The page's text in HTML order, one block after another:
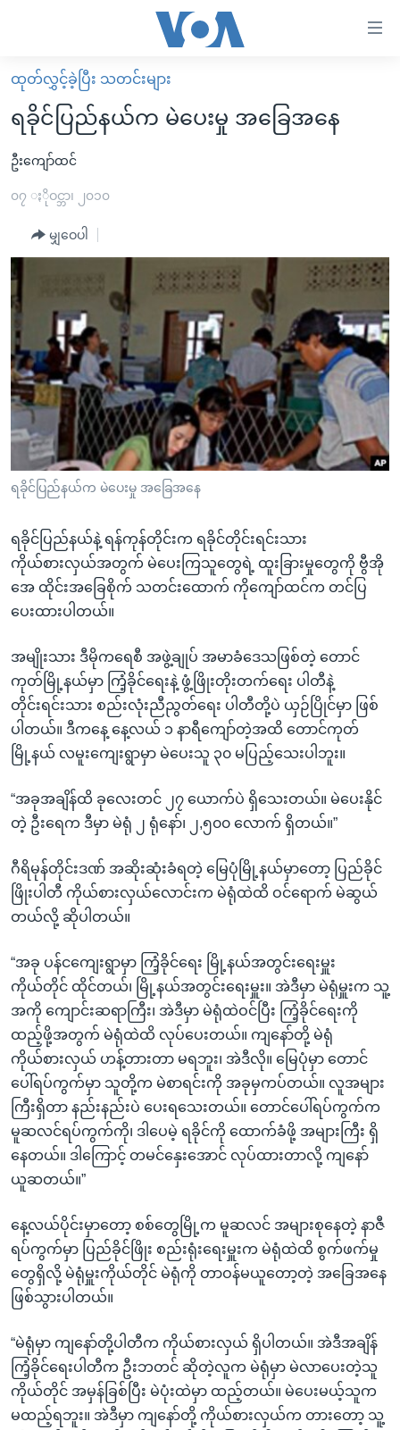
လွယ်ကူ
စေ
Link
များ
အကြောင်းအရာ
သို့
ကျော်
ကြည့်
ရန်
ပင်မ
အ
ညွန်း
စာမျက်နှာ
ကျော်
ကြည့်
ရှာဖွေ
ကျော်
မူလစာမျက်နှာ
မြန်မာ
ကမ္ဘာ့သတင်းများ
နိုင်ငံတကာ
တရုတ်
ဗွီဒီယို
ရပ်ဝန်းတခု လမ်းတခု အလွန်
အမေရိကန်သုံးအီဒီယံ
မကြေးမုံရဲ့ အင်္ဂလိပ်စာ
ရုပ်ရှင်ထဲက အင်္ဂလိပ်စာ
သုတပဒေသာ အင်္ဂလိပ်စာ
အပတ်စဉ်ကဏ္ဍများ
ရေဒီယို
တီဗွီ
ရေဒီယိုနှင့်ရုပ်သံ အချက်အလက်များ
ရေဒီယို/တီဗွီအစီအစဉ်
Learning English
ဗွီအိုအေ လူမှုကွန်ယက်များ
ဘာသာစကားများ
ထုတ်လွှင့်ခဲ့ပြီး သတင်းများ
ရခိုင်ပြည်နယ်က မဲပေးမှု အခြေအနေ
ဦးကျော်ထင်
၀၇ ႏိုဝင္ဘာ၊ ၂၀၁၀
မျှဝေပါ
ရခိုင်ပြည်နယ်က မဲပေးမှု အခြေအနေ
ရခိုင်ပြည်နယ်နဲ့ ရန်ကုန်တိုင်းက ရခိုင်တိုင်းရင်းသား
ကိုယ်စားလှယ်အတွက် မဲပေးကြသူတွေရဲ့ ထူးခြားမှုတွေကို ဗွီအို
အေ ထိုင်းအခြေစိုက် သတင်းထောက် ကိုကျော်ထင်က တင်ပြ
ပေးထားပါတယ်။
အမျိုးသား ဒီမိုကရေစီ အဖွဲ့ချုပ် အမာခံဒေသဖြစ်တဲ့ တောင်
ကုတ်မြို့နယ်မှာ ကြံ့ခိုင်ရေးနဲ့ ဖွံ့ဖြိုးတိုးတက်ရေး ပါတီနဲ့
တိုင်းရင်းသား စည်းလုံးညီညွတ်ရေး ပါတီတို့ပဲ ယှဉ်ပြိုင်မှာ ဖြစ်
ပါတယ်။ ဒီကနေ့ နေ့လယ် ၁ နာရီကျော်တဲ့အထိ တောင်ကုတ်
မြို့နယ် လမူးကျေးရွာမှာ မဲပေးသူ ၃၀ မပြည့်သေးပါဘူး။
“အခုအချိန်ထိ ခုလေးတင် ၂၇ ယောက်ပဲ ရှိသေးတယ်။ မဲပေးနိုင်
တဲ့ ဦးရေက ဒီမှာ မဲရုံ ၂ ရုံနော်၊ ၂,၅၀၀ လောက် ရှိတယ်။”
ဂီရိမုန်တိုင်းဒဏ် အဆိုးဆုံးခံရတဲ့ မြေပုံမြို့နယ်မှာတော့ ပြည်ခိုင်
ဖြိုးပါတီ ကိုယ်စားလှယ်လောင်းက မဲရုံထဲထိ ဝင်ရောက် မဲဆွယ်
တယ်လို့ ဆိုပါတယ်။
“အခု ပန်ငကျေးရွာမှာ ကြံ့ခိုင်ရေး မြို့နယ်အတွင်းရေးမှူး
ကိုယ်တိုင် ထိုင်တယ်၊ မြို့နယ်အတွင်းရေးမှူး။ အဲဒီမှာ မဲရုံမှူးက သူ့
အကို ကျောင်းဆရာကြီး၊ အဲဒီမှာ မဲရုံထဲဝင်ပြီး ကြံ့ခိုင်ရေးကို
ထည့်ဖို့အတွက် မဲရုံထဲထိ လုပ်ပေးတယ်။ ကျနော်တို့ မဲရုံ
ကိုယ်စားလှယ် ဟန့်တားတာ မရဘူး၊ အဲဒီလို။ မြေပုံမှာ တောင်
ပေါ်ရပ်ကွက်မှာ သူတို့က မဲစာရင်းကို အခုမှကပ်တယ်။ လူအများ
ကြီးရှိတာ နည်းနည်းပဲ ပေးရသေးတယ်။ တောင်ပေါ်ရပ်ကွက်က
မူဆလင်ရပ်ကွက်ကို၊ ဒါပေမဲ့ ရခိုင်ကို ထောက်ခံဖို့ အများကြီး ရှိ
နေတယ်။ ဒါကြောင့် တမင်နှေးအောင် လုပ်ထားတာလို့ ကျနော်
ယူဆတယ်။”
နေ့လယ်ပိုင်းမှာတော့ စစ်တွေမြို့က မူဆလင် အများစုနေတဲ့ နာဇီ
ရပ်ကွက်မှာ ပြည်ခိုင်ဖြိုး စည်းရုံးရေးမှူးက မဲရုံထဲထိ စွက်ဖက်မှု
တွေရှိလို့ မဲရုံမှူးကိုယ်တိုင် မဲရုံကို တာဝန်မယူတော့တဲ့ အခြေအနေ
ဖြစ်သွားပါတယ်။
“မဲရုံမှာ ကျနော်တို့ပါတီက ကိုယ်စားလှယ် ရှိပါတယ်။ အဲဒီအချိန်
ကြံ့ခိုင်ရေးပါတီက ဦးဘတင် ဆိုတဲ့လူက မဲရုံမှာ မဲလာပေးတဲ့သူ
ကိုယ်တိုင် အမှန်ခြစ်ပြီး မဲပုံးထဲမှာ ထည့်တယ်။ မဲပေးမယ့်သူက
မထည့်ရဘူး။ အဲဒီမှာ ကျနော်တို့ ကိုယ်စားလှယ်က တားတော့ သူ့